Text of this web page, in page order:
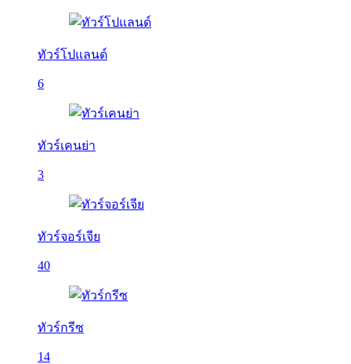
ทัวร์โปแลนด์
6
ทัวร์เคนย่า
3
ทัวร์จอร์เจีย
40
ทัวร์กรีซ
14